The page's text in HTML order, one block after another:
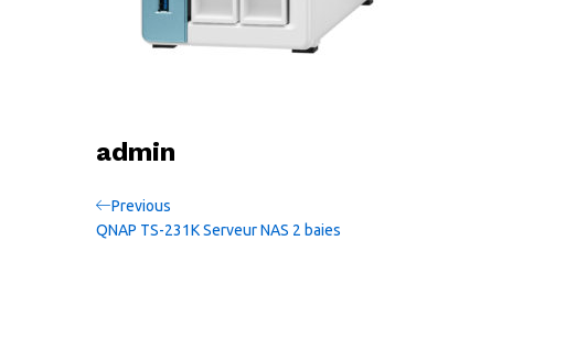
admin
Navigation
de
Previous
Post
Previous
QNAP TS-231K Serveur NAS 2 baies